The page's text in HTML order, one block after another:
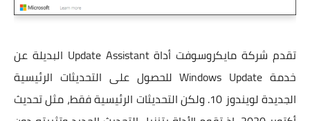
تقدم شركة مايكروسوفت أداة Update Assistant البديلة عن
خدمة Windows Update للحصول على التحديثات الرئيسية
الجديدة لويندوز 10. ولكن التحديثات الرئيسية فقط، مثل تحديث